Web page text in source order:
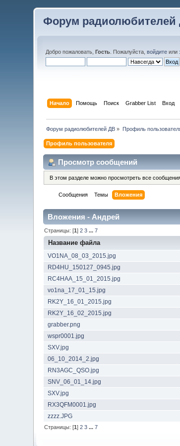
Форум радиолюбителей
Добро пожаловать,Гость . Пожалуйста,войдите или
Начало Помощь Поиск Grabber List Вход
Форум радиолюбителей ДВ » Профиль
Профиль пользователя
Просмотр сообщений
В этом разделе можно просмотреть все
Сообщения Темы Вложения
Вложения - Андрей
Страницы: [1]2 3 ...7
Название файла
VO1NA_08_03_2015.jpg
RD4HU_150127_0945.jpg
RC4HAA_15_01_2015.jpg
vo1na_17_01_15.jpg
RK2Y_16_01_2015.jpg
RK2Y_16_02_2015.jpg
grabber.png
wspr0001.jpg
SXV.jpg
06_10_2014_2.jpg
RN3AGC_QSO.jpg
SNV_06_01_14.jpg
SXV.jpg
RX3QFM0001.jpg
zzzz.JPG
Страницы: [1]2 3 ...7